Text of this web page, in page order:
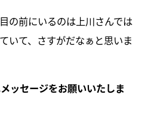
の前にいるのは上川さんでは
いて、さすがだなぁと思いま
ッセージをお願いいたしま